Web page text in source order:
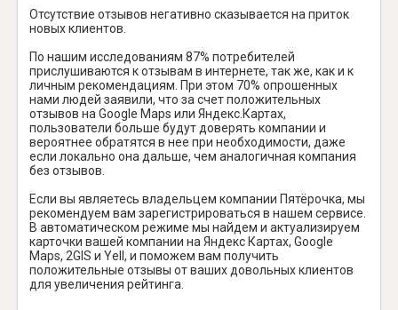
Отсутствие отзывов негативно сказывается на приток
новых клиентов.
По нашим исследованиям 87% потребителей
прислушиваются к отзывам в интернете, так же, как и к
личным рекомендациям. При этом 70% опрошенных
нами людей заявили, что за счет положительных
отзывов на Google Maps или Яндекс.Картах,
пользователи больше будут доверять компании и
вероятнее обратятся в нее при необходимости, даже
если локально она дальше, чем аналогичная компания
без отзывов.
Если вы являетесь владельцем компании Пятёрочка, мы
рекомендуем вам зарегистрироваться в нашем сервисе.
В автоматическом режиме мы найдем и актуализируем
карточки вашей компании на Яндекс Картах, Google
Maps, 2GIS и Yell, и поможем вам получить
положительные отзывы от ваших довольных клиентов
для увеличения рейтинга.